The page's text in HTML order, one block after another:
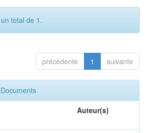
total de 1.
précédente 1 suivante
Auteur(s)